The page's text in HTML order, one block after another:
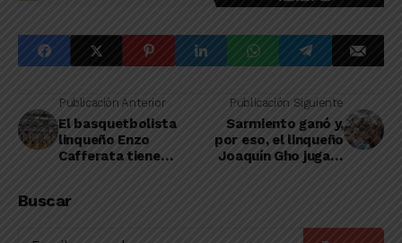
Publicación Anterior
El basquetbolista
linqueño Enzo
Cafferata tiene
Publicación Siguiente
Sarmiento ganó y,
por eso, el linqueño
Joaquín Gho jugará
Buscar